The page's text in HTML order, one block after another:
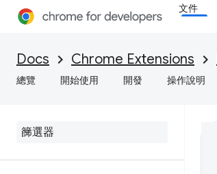
文件
Docs Chrome Extensions
總覽 開始使用 開發 操作說明